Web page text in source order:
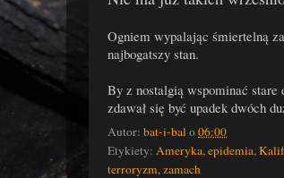
Ogniem wypalając śmiertelną
najbogatszy stan.
By z nostalgią wspominać
zdawał się być upadek dwóch
Autor: bat-i-bal o06:00
Etykiety: Ameryka, epidemia,
terroryzm, zamach